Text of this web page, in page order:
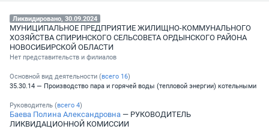
Ликвидировано, 30.09.2024
МУНИЦИПАЛЬНОЕ ПРЕДПРИЯТИЕ ЖИЛИЩНО-КОММУНАЛЬНОГО
ХОЗЯЙСТВА СПИРИНСКОГО СЕЛЬСОВЕТА ОРДЫНСКОГО РАЙОНА
НОВОСИБИРСКОЙ ОБЛАСТИ
Нет представительств и филиалов
Основной вид деятельности (всего 16)
35.30.14 — Производство пара и горячей воды (тепловой энергии) котельными
Руководитель (всего 4)
Баева Полина Александровна — РУКОВОДИТЕЛЬ
ЛИКВИДАЦИОННОЙ КОМИССИИ